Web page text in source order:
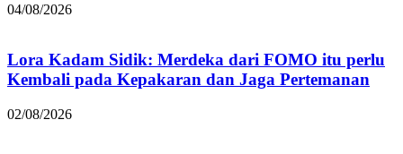
04/08/2026
Lora Kadam Sidik: Merdeka dari FOMO itu perlu
Kembali pada Kepakaran dan Jaga Pertemanan
02/08/2026